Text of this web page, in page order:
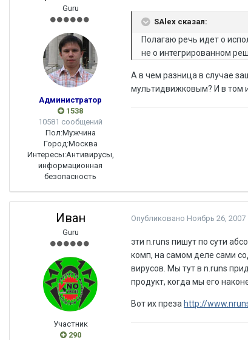
Guru
Администратор
1538
10581 сообщений
Пол:Мужчина
Город:Москва
Интересы:Антивирусы,
информационная
безопасность
SAlex сказал:
Полагаю речь идет о
не о интегрированном
А в чем разница в случае
мультидвижковым? И в том
Иван
Guru
Участник
290
Опубликовано Ноябрь 26, 2007
эти n.runs пишут по сути
комп, на самом деле сами
вирусов. Мы тут в n.runs
продукт, когда мы его
Вот их преза http://